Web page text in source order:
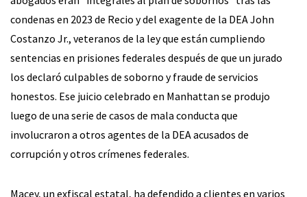
condenas en 2023 de Recio y del exagente de la DEA John
Costanzo Jr., veteranos de la ley que están cumpliendo
sentencias en prisiones federales después de que un jurado
los declaró culpables de soborno y fraude de servicios
honestos. Ese juicio celebrado en Manhattan se produjo
luego de una serie de casos de mala conducta que
involucraron a otros agentes de la DEA acusados de
corrupción y otros crímenes federales.
Macey, un exfiscal estatal, ha defendido a clientes en varios